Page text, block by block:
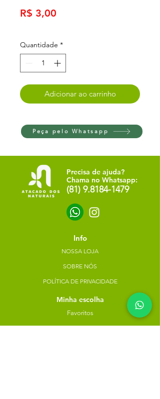
R$ 3,00
Quantidade *
Adicionar ao carrinho
Peça pelo Whatsapp
Precisa de ajuda?
Chama no Whatsapp:
(81) 9.8184-1479
Info
NOSSA LOJA
SOBRE NÓS
POLÍTICA DE PRIVACIDADE
Minha escolha
Favoritos